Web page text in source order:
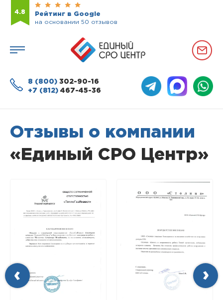
4.8
Рейтинг в Google
на основании 50 отзывов
8 (800) 302-90-16
+7 (812) 467-45-36
Отзывы о компании
«Единый СРО Центр»